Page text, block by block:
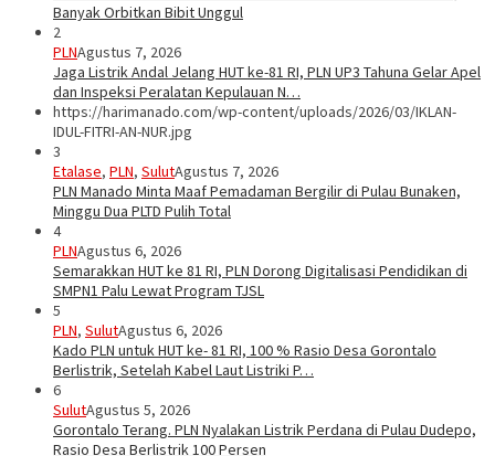
Banyak Orbitkan Bibit Unggul
2
PLNAgustus 7, 2026
Jaga Listrik Andal Jelang HUT ke-81 RI, PLN UP3 Tahuna Gelar Apel
dan Inspeksi Peralatan Kepulauan N…
https://harimanado.com/wp-content/uploads/2026/03/IKLAN-
IDUL-FITRI-AN-NUR.jpg
3
Etalase, PLN, SulutAgustus 7, 2026
PLN Manado Minta Maaf Pemadaman Bergilir di Pulau Bunaken,
Minggu Dua PLTD Pulih Total
4
PLNAgustus 6, 2026
Semarakkan HUT ke 81 RI, PLN Dorong Digitalisasi Pendidikan di
SMPN1 Palu Lewat Program TJSL
5
PLN, SulutAgustus 6, 2026
Kado PLN untuk HUT ke- 81 RI, 100 % Rasio Desa Gorontalo
Berlistrik, Setelah Kabel Laut Listriki P…
6
SulutAgustus 5, 2026
Gorontalo Terang. PLN Nyalakan Listrik Perdana di Pulau Dudepo,
Rasio Desa Berlistrik 100 Persen